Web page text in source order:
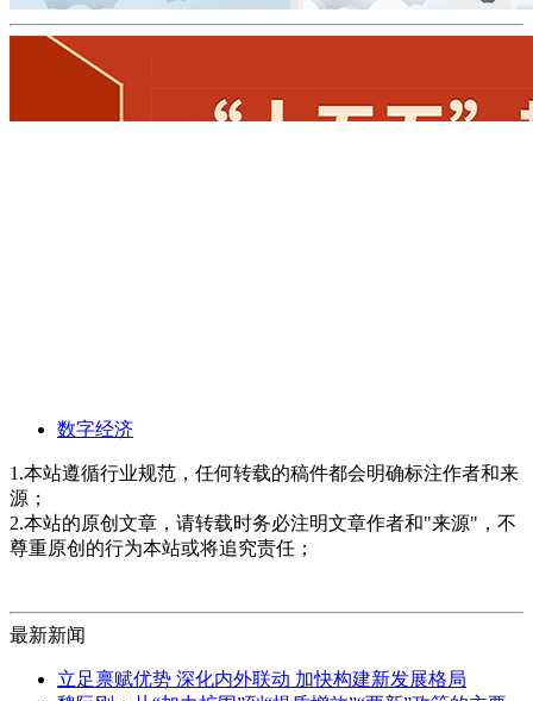
数字经济
1.本站遵循行业规范，任何转载的稿件都会明确标注作者和来
源；
2.本站的原创文章，请转载时务必注明文章作者和"来源"，不
尊重原创的行为本站或将追究责任；
最新新闻
立足禀赋优势 深化内外联动 加快构建新发展格局